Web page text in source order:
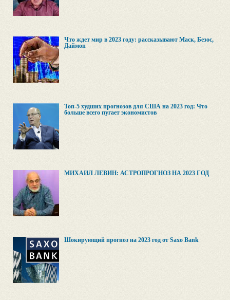
Что ждет мир в 2023 году: рассказывают Маск, Безос,
Даймон
Топ-5 худших прогнозов для США на 2023 год: Что
больше всего пугает экономистов
МИХАИЛ ЛЕВИН: АСТРОПРОГНОЗ НА 2023 ГОД
Шокирующий прогноз на 2023 год от Saxo Bank